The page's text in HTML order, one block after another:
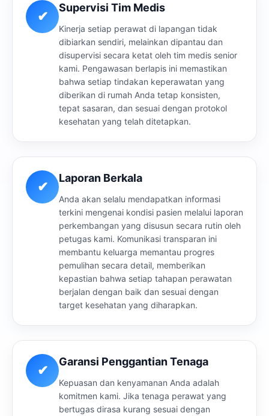
✔
Supervisi Tim Medis
Kinerja setiap perawat di lapangan tidak
dibiarkan sendiri, melainkan dipantau dan
disupervisi secara ketat oleh tim medis senior
kami. Pengawasan berlapis ini memastikan
bahwa setiap tindakan keperawatan yang
diberikan di rumah Anda tetap konsisten,
tepat sasaran, dan sesuai dengan protokol
kesehatan yang telah ditetapkan.
✔
Laporan Berkala
Anda akan selalu mendapatkan informasi
terkini mengenai kondisi pasien melalui laporan
perkembangan yang disusun secara rutin oleh
petugas kami. Komunikasi transparan ini
membantu keluarga memantau progres
pemulihan secara detail, memberikan
kepastian bahwa setiap tahapan perawatan
berjalan dengan baik dan sesuai dengan
target kesehatan yang diharapkan.
✔
Garansi Penggantian Tenaga
Kepuasan dan kenyamanan Anda adalah
komitmen kami. Jika tenaga perawat yang
bertugas dirasa kurang sesuai dengan